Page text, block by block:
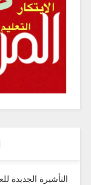
التأشيرة الجديدة